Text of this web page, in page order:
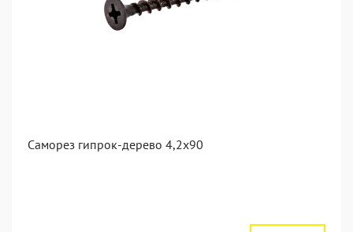
Саморез гипрок-дерево 4,2x90